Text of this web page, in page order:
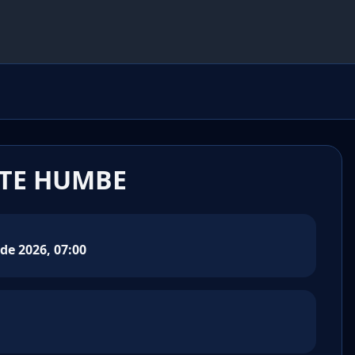
HUMBE
2026, 07:00